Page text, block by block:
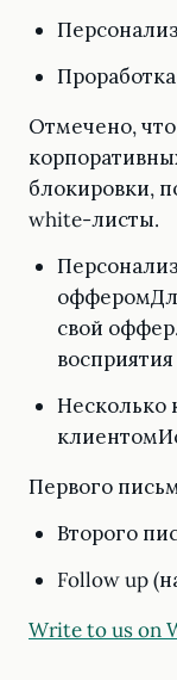
Отмечено,
блокировки,
white-листы.
свой
Несколько
Первого
Второго
Follow up
Write to us on